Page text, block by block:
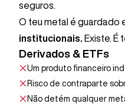
seguros.
O teu metal é guardado
institucionais. Existe. É
Derivados & ETFs
Um produto financeiro
Risco de contraparte
Não detém qualquer